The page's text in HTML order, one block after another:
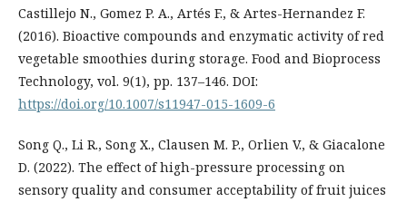
Castillejo N., Gomez P. A., Artés F., & Artes-Hernandez F.
(2016). Bioactive compounds and enzymatic activity of red
vegetable smoothies during storage. Food and Bioprocess
Technology, vol. 9(1), pp. 137–146. DOI:
https://doi.org/10.1007/s11947-015-1609-6
Song Q., Li R., Song X., Clausen M. P., Orlien V., & Giacalone
D. (2022). The effect of high-pressure processing on
sensory quality and consumer acceptability of fruit juices